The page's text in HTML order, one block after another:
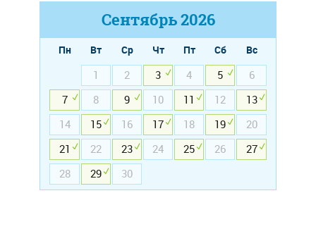
Сентябрь2026
Пн Вт Ср Чт Пт Сб
Вс
1
2 3 4 5
6
7
8 9 10 11 12
13
14
15 16 17 18 19
20
21
22 23 24 25 26
27
28
29 30